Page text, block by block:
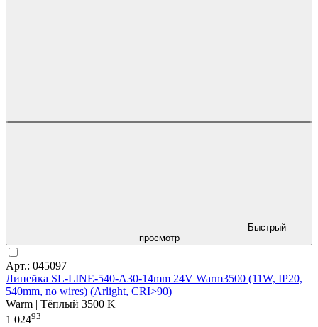
Быстрый
просмотр
Арт.: 045097
Линейка SL-LINE-540-A30-14mm 24V Warm3500 (11W, IP20,
540mm, no wires) (Arlight, CRI>90)
Warm | Тёплый 3500 K
1 02493